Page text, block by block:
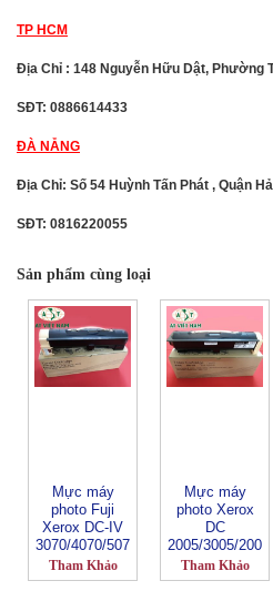
TP HCM
Địa Chỉ : 148 Nguyễn Hữu Dật, Phường
SĐT: 0886614433
ĐÀ NẴNG
Địa Chỉ: Số 54 Huỳnh Tấn Phát , Quận
SĐT: 0816220055
Sản phẩm cùng loại
Mực máy
photo Fuji
Xerox DC-IV
3070/4070/507
0 (CT201820)
Tham Khảo
Mực máy
photo Xerox
DC
2005/3005/200
7/3007(CT200
417)
Tham Khảo